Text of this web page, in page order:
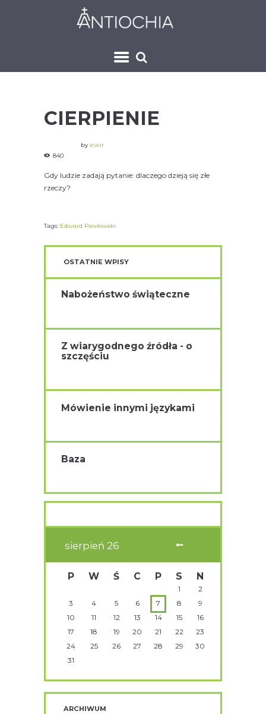
CIERPIENIE
by icwir
840
Gdy ludzie zadają pytanie: dlaczego dzieją się złe
rzeczy?
Tags: Edward Pawłowski
OSTATNIE WPISY
Nabożeństwo świąteczne
Z wiarygodnego źródła - o
szczęściu
Mówienie innymi językami
Baza
sierpień 26
P W Ś C P S N
1
2
3
4 5 6 7 8
9
10
11 12 13 14 15
16
17
18 19 20 21 22
23
24
25 26 27 28 29
30
31
ARCHIWUM